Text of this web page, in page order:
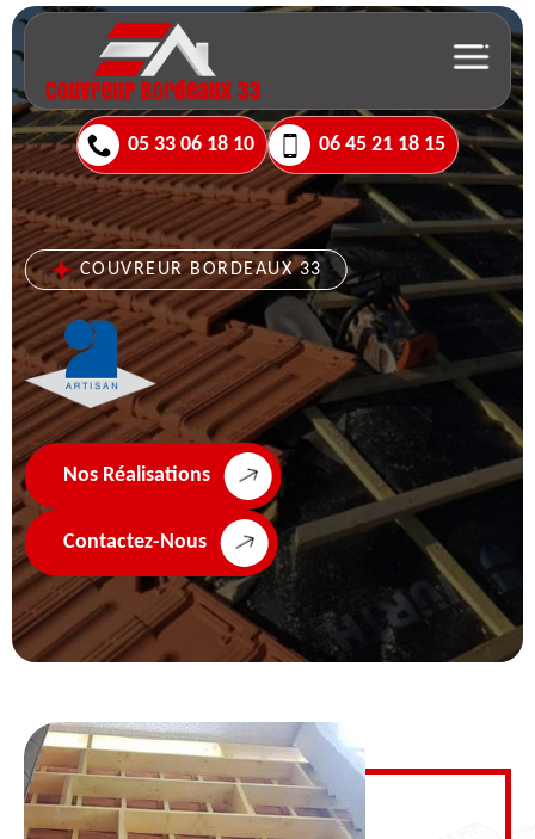
05 33 06 18 10 06 45 21 18 15
COUVREUR BORDEAUX 33
Nos Réalisations
Contactez-Nous